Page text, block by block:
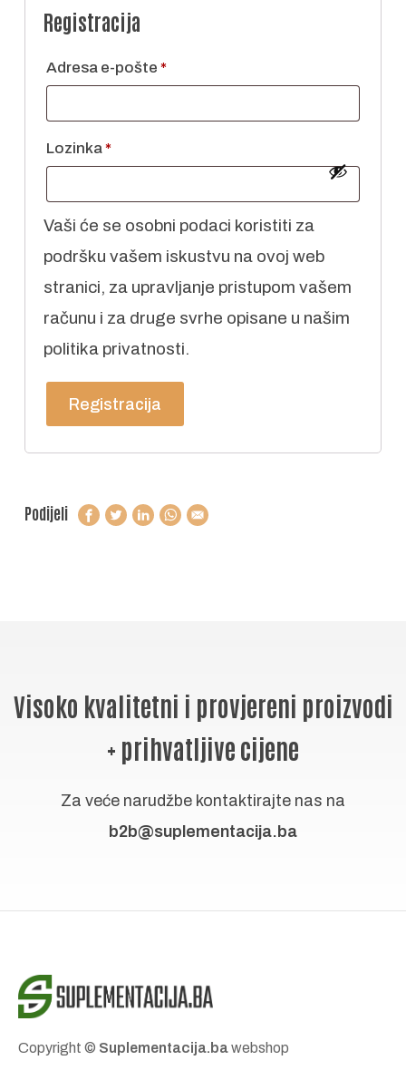
Registracija
Adresa e-pošte *
Lozinka*
Vaši će se osobni podaci koristiti za
podršku vašem iskustvu na ovoj web
stranici, za upravljanje pristupom vašem
računu i za druge svrhe opisane u našim
politika privatnosti.
Registracija
Podijeli
Visoko kvalitetni i provjereni proizvodi
+ prihvatljive cijene
Za veće narudžbe kontaktirajte nas na
b2b@suplementacija.ba
Copyright © Suplementacija.bawebshop